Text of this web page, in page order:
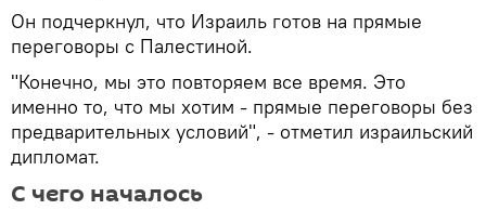
Он подчеркнул, что Израиль готов на прямые
переговоры с Палестиной.
"Конечно, мы это повторяем все время. Это
именно то, что мы хотим - прямые переговоры без
предварительных условий", - отметил израильский
дипломат.
С чего началось